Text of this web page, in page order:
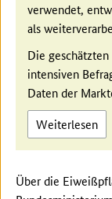
verwendet,
als
Die
intensiven
Daten der
Weiterlesen
Über die